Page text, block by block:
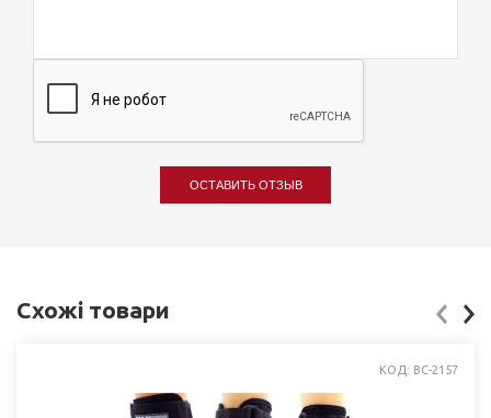
ОСТАВИТЬ ОТЗЫВ
Схожі товари
КОД: BC-2157